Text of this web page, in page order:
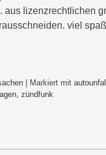
aus lizenzrechtlichen
viel
Markiert mit autounfall
zündfunk